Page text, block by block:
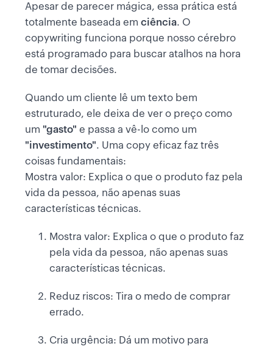
Apesar de parecer mágica, essa prática está
totalmente baseada em ciência. O
copywriting funciona porque nosso cérebro
está programado para buscar atalhos na hora
de tomar decisões.
Quando um cliente lê um texto bem
estruturado, ele deixa de ver o preço como
um "gasto" e passa a vê-lo como um
"investimento". Uma copy eficaz faz três
coisas fundamentais:
Mostra valor: Explica o que o produto faz pela
vida da pessoa, não apenas suas
características técnicas.
Mostra valor: Explica o que o produto faz
pela vida da pessoa, não apenas suas
características técnicas.
Reduz riscos: Tira o medo de comprar
errado.
Cria urgência: Dá um motivo para